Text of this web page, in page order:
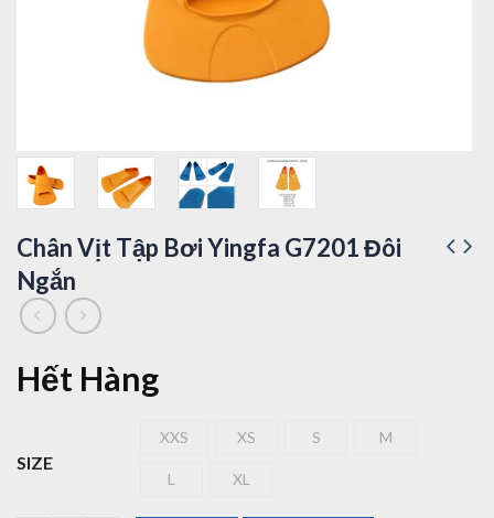
Chân Vịt Tập Bơi Yingfa G7201 Đôi
Ngắn
Hết Hàng
SIZE
XXS
XXS XS
XS S
S M
M
LL XLXL